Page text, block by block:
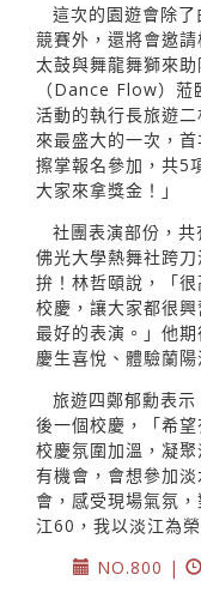
這次的園遊會除
競賽外，還將會邀
太鼓與舞龍舞獅來
（Dance Flow）
活動的執行長旅遊
來最盛大的一次，
擦掌報名參加，共5
大家來拿獎金！」
社團表演部份，
佛光大學熱舞社跨
拚！林哲頤說，「
校慶，讓大家都很
最好的表演。」他
慶生喜悅、體驗蘭陽
旅遊四鄭郁勳表
後一個校慶，「希
校慶氛圍加溫，凝
有機會，會想參加
會，感受現場氣氛
江60，我以淡江為榮
NO.800 |